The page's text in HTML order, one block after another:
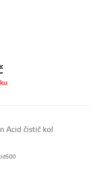
Acid čistič kol